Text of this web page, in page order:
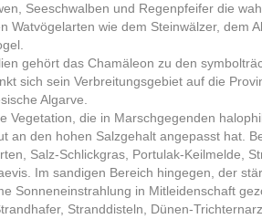
Seeschwalben und Regenpfeifer die
Watvögelarten wie dem Steinwälzer, dem
gehört das Chamäleon zu den
sich sein Verbreitungsgebiet auf die
Algarve.
Vegetation, die in Marschgegenden
an den hohen Salzgehalt angepasst hat.
Salz-Schlickgras, Portulak-Keilmelde,
Im sandigen Bereich hingegen, der
Sonneneinstrahlung in Mitleidenschaft
Stranddisteln, Dünen-